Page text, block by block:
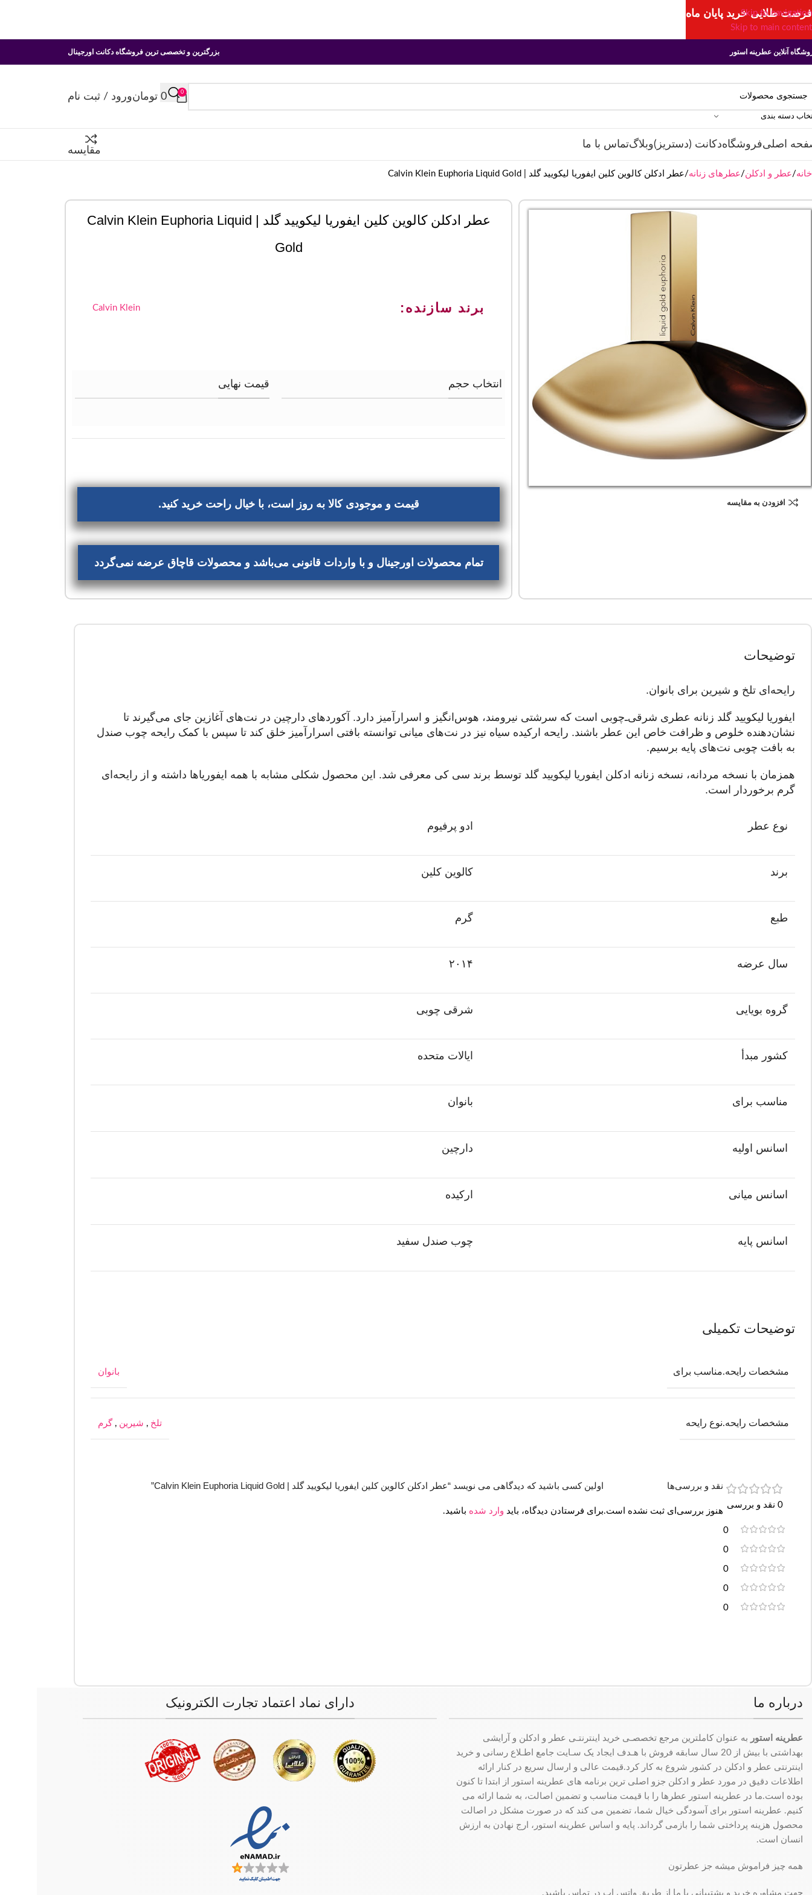
Skip to navigation
Skip to main content
آنلاین عطرینه استور بزرگترین و تخصصی ترین فروشگاه دکانت اورجینال
دسته بندی
0
0 تومانورود / ثبت نام
اصلیفروشگاهدکانت (دستریز)وبلاگتماس با ما
مقایسه
خانه عطر و ادکلن عطرهای زنانه عطر ادکلن کالوین کلین ایفوریا لیکویید گلد | Calvin Klein Euphoria Liquid Gold
افزودن به مقایسه
عطر ادکلن کالوین کلین ایفوریا لیکویید گلد | Calvin Klein Euphoria Liquid
Gold
برند سازنده: Calvin Klein
انتخاب حجم قیمت نهایی
قیمت و موجودی کالا به روز است، با خیال راحت خرید کنید.
تمام محصولات اورجینال و با واردات قانونی می‌باشد و محصولات قاچاق عرضه نمی‌گردد
توضیحات
رایحه‌ای تلخ و شیرین برای بانوان.
ایفوریا لیکویید گلد زنانه عطری شرقی‌ـ‌چوبی است که سرشتی نیرومند، هوس‌انگیز و اسرارآمیز دارد. آکوردهای دارچین در نت‌های آغازین جای می‌گیرند تا
نشان‌دهنده خلوص و ظرافت خاص این عطر باشند. رایحه ارکیده سیاه نیز در نت‌های میانی توانسته بافتی اسرارآمیز خلق کند تا سپس با کمک رایحه چوب صندل
به بافت چوبی نت‌های پایه برسیم.
همزمان با نسخه مردانه، نسخه زنانه ادکلن ایفوریا لیکویید گلد توسط برند سی کی معرفی شد. این محصول شکلی مشابه با همه ایفوریاها داشته و از رایحه‌ای
گرم برخوردار است.
نوع عطر ادو پرفیوم
برند کالوین کلین
طبع گرم
سال عرضه ۲۰۱۴
گروه بویایی شرقی چوبی
کشور مبدأ ایالات متحده
مناسب برای بانوان
اسانس اولیه دارچین
اسانس میانی ارکیده
اسانس پایه چوب صندل سفید
توضیحات تکمیلی
مشخصات رایحه.مناسب برای بانوان
مشخصات رایحه.نوع رایحه تلخ , شیرین , گرم
0 نقد و بررسی
0
0
0
0
0
نقد و بررسی‌ها
هنوز بررسی‌ای ثبت نشده است.
اولین کسی باشید که دیدگاهی می نویسد “عطر ادکلن کالوین کلین ایفوریا لیکویید گلد | Calvin Klein Euphoria Liquid Gold”
برای فرستادن دیدگاه، باید وارد شده باشید.
درباره ما
عطرینه استور به عنوان کاملترین مرجع تخصصـی خرید اینترنتـی عطر و ادکلن و آرایشی
بهداشتی با بیش از 20 سال سابقه فروش با هـدف ایجاد یک سـایت جامع اطـلاع رسانی و خرید
اینترنتی عطر و ادکلن در کشور شروع به کار کرد.قیمت عالی و ارسال سریع در کنار ارائه
اطلاعات دقیق در مورد عطر و ادکلن جزو اصلی ترین برنامه های عطرینه استور از ابتدا تا کنون
بوده است.ما در عطرینه استور عطرها را با قیمت مناسب و تضمین اصالت، به شما ارائه می
کنیم. عطرینه استور برای آسودگی خیال شما، تضمین می کند که در صورت مشکل در اصالت
محصول هزینه پرداختی شما را بازمی گرداند. پایه و اساس عطرینه استور، ارج نهادن به ارزش
انسان است.
همه چیز فراموش میشه جز عطرتون
جهت مشاوره خرید و پشتیبانی با ما از طریق واتس اپ در تماس باشید.
دارای نماد اعتماد تجارت الکترونیک
فرصت طلایی خرید پایان ماه